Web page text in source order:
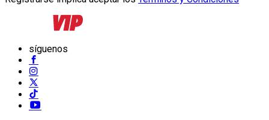
síguenos